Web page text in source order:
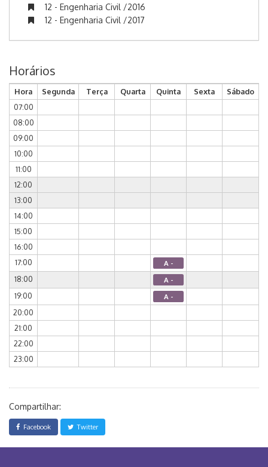
12 - Engenharia Civil /2016
12 - Engenharia Civil /2017
Horários
Hora Segunda Terça Quarta Quinta Sexta
Sábado
07:00
08:00
09:00
10:00
11:00
12:00
13:00
14:00
15:00
16:00
17:00
A -
18:00 A -
19:00 A -
20:00
21:00
22:00
23:00
Compartilhar:
Facebook Twitter